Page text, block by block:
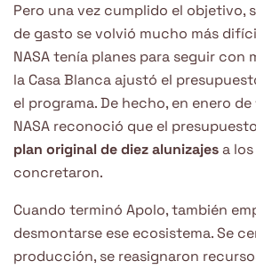
Pero una vez cumplido el objetivo,
de gasto se volvió mucho más
NASA tenía planes para seguir con
la Casa Blanca ajustó el
el programa. De hecho, en enero de
NASA reconoció que el
plan original de diez alunizajesa
concretaron.
Cuando terminó Apolo, también
desmontarse ese ecosistema. Se
producción, se reasignaron